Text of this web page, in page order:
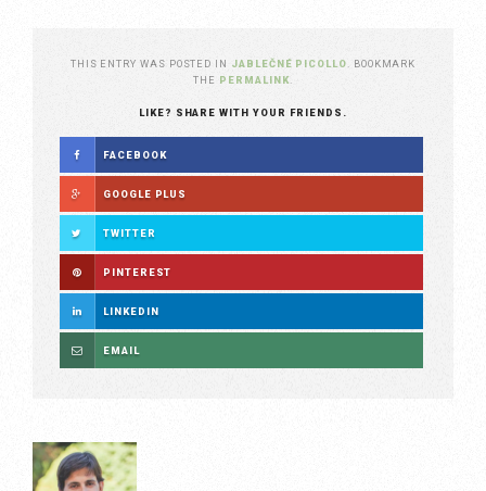
THIS ENTRY WAS POSTED IN JABLEČNÉ PICOLLO . BOOKMARK
THE PERMALINK
LIKE? SHARE WITH YOUR FRIENDS.
FACEBOOK
GOOGLE PLUS
TWITTER
PINTEREST
LINKEDIN
EMAIL